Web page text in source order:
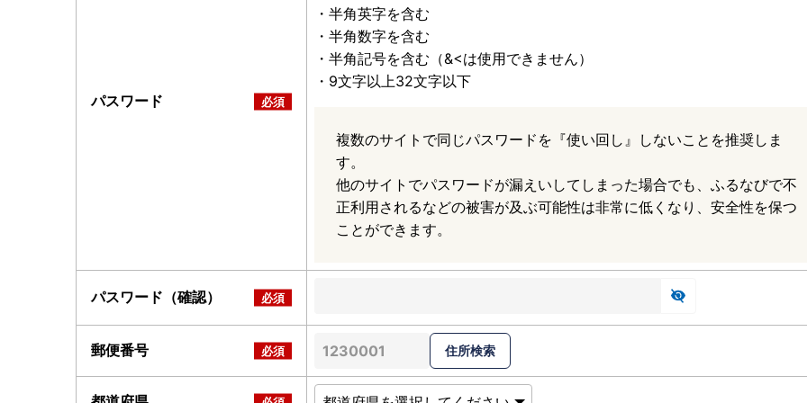
パスワード
・半角英字を含む
・半角数字を含む
・半角記号を含む（&<は使用できません）
・9文字以上32文字以下
複数のサイトで同じパスワードを『使い回し』しないことを推奨しま
す。
他のサイトでパスワードが漏えいしてしまった場合でも、ふるなびで不
正利用されるなどの被害が及ぶ可能性は非常に低くなり、安全性を保つ
ことができます。
パスワード（確認）
郵便番号